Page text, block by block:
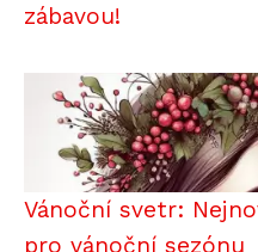
zábavou!
Vánoční svetr:
pro vánoční sezónu